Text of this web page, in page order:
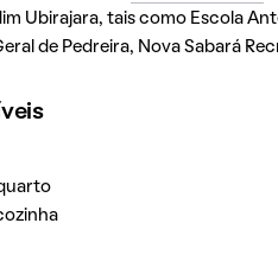
Ubirajara, tais como Escola
de Pedreira, Nova Sabará